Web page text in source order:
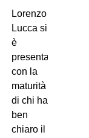
Lorenzo
Lucca si
è
presentato
con la
maturità
di chi ha
ben
chiaro il